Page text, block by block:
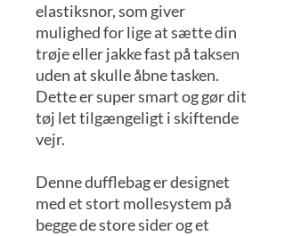
elastiksnor, som giver
mulighed for lige at sætte din
trøje eller jakke fast på taksen
uden at skulle åbne tasken.
Dette er super smart og gør dit
tøj let tilgængeligt i skiftende
vejr.
Denne dufflebag er designet
med et stort mollesystem på
begge de store sider og et